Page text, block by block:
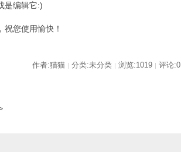
是编辑它:)
您使用愉快！
作者:猫猫 | 分类:未分类 | 浏览:1019 | 评论:0